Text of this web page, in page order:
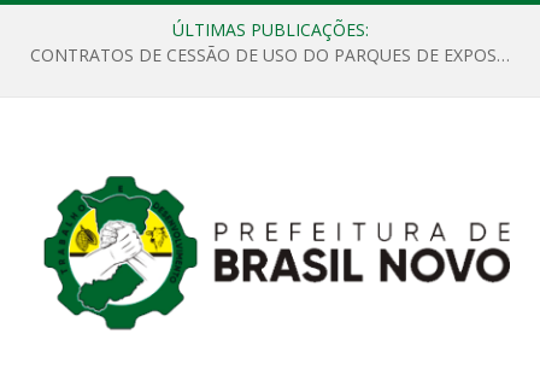
ÚLTIMAS PUBLICAÇÕES:
CONTRATOS DE CESSÃO DE USO DO PARQUES DE EXPOSIÇÕES “ORESTES BELIQUE”